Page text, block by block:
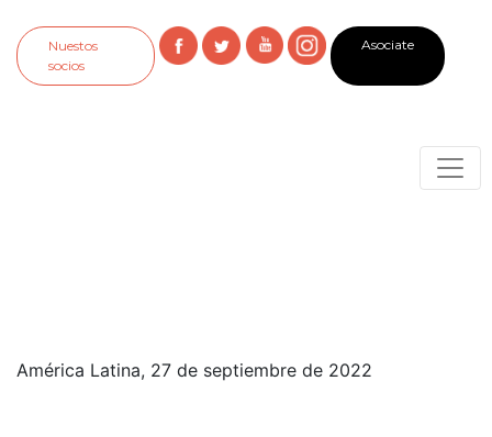
Nuestos
socios
Asociate
América Latina, 27 de septiembre de 2022